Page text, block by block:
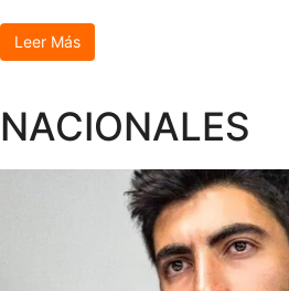
Leer Más
NACIONALES